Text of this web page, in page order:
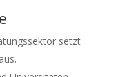
setzt